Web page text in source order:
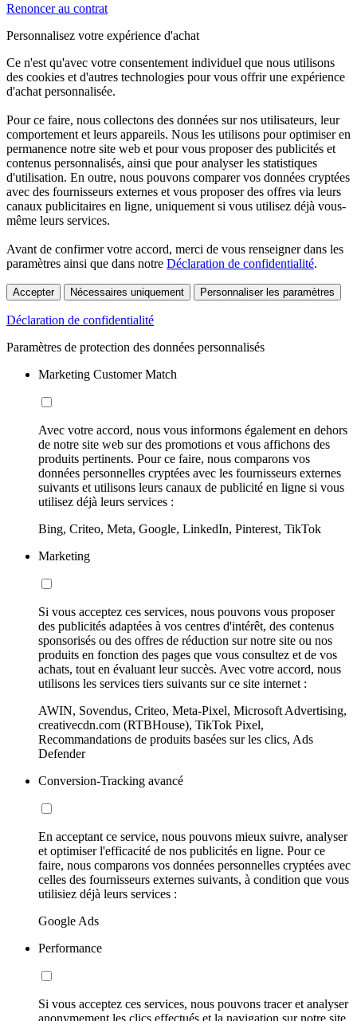
Renoncer au contrat
Personnalisez votre expérience d'achat
Ce n'est qu'avec votre consentement individuel que nous utilisons
des cookies et d'autres technologies pour vous offrir une expérience
d'achat personnalisée.
Pour ce faire, nous collectons des données sur nos utilisateurs, leur
comportement et leurs appareils. Nous les utilisons pour optimiser en
permanence notre site web et pour vous proposer des publicités et
contenus personnalisés, ainsi que pour analyser les statistiques
d'utilisation. En outre, nous pouvons comparer vos données cryptées
avec des fournisseurs externes et vous proposer des offres via leurs
canaux publicitaires en ligne, uniquement si vous utilisez déjà vous-
même leurs services.
Avant de confirmer votre accord, merci de vous renseigner dans les
paramètres ainsi que dans notre Déclaration de confidentialité.
Accepter Nécessaires uniquement Personnaliser les paramètres
Déclaration de confidentialité
Paramètres de protection des données personnalisés
Marketing Customer Match
Avec votre accord, nous vous informons également en dehors
de notre site web sur des promotions et vous affichons des
produits pertinents. Pour ce faire, nous comparons vos
données personnelles cryptées avec les fournisseurs externes
suivants et utilisons leurs canaux de publicité en ligne si vous
utilisez déjà leurs services :
Bing, Criteo, Meta, Google, LinkedIn, Pinterest, TikTok
Marketing
Si vous acceptez ces services, nous pouvons vous proposer
des publicités adaptées à vos centres d'intérêt, des contenus
sponsorisés ou des offres de réduction sur notre site ou nos
produits en fonction des pages que vous consultez et de vos
achats, tout en évaluant leur succès. Avec votre accord, nous
utilisons les services tiers suivants sur ce site internet :
AWIN, Sovendus, Criteo, Meta-Pixel, Microsoft Advertising,
creativecdn.com (RTBHouse), TikTok Pixel,
Recommandations de produits basées sur les clics, Ads
Defender
Conversion-Tracking avancé
En acceptant ce service, nous pouvons mieux suivre, analyser
et optimiser l'efficacité de nos publicités en ligne. Pour ce
faire, nous comparons vos données personnelles cryptées avec
celles des fournisseurs externes suivants, à condition que vous
utilisiez déjà leurs services :
Google Ads
Performance
Si vous acceptez ces services, nous pouvons tracer et analyser
anonymement les clics effectués et la navigation sur notre site